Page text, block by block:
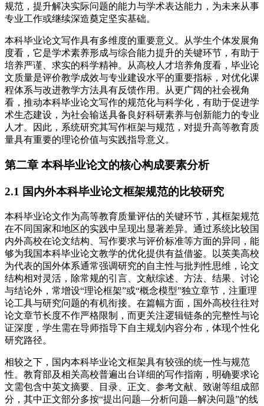
规范，提升解决实际问题的能力与学术表达能力，为未来从事
专业工作或继续深造奠定坚实基础。
本科毕业论文写作具有多维度的重要意义。从学生个体发展角
度看，它是学术素养形成与综合能力提升的关键环节，有助于
培养严谨、求实的科学精神。从高校人才培养角度看，毕业论
文质量是评价教学成效与专业建设水平的重要指标，对优化课
程体系与改进教学方法具有反馈作用。从更广阔的社会视角
看，推动本科毕业论文写作的规范化与科学化，有助于促进学
术生态建设，为社会输送具备良好科研素养与创新能力的专业
人才。因此，系统研究其写作框架与规范，对提升高等教育质
量具有重要的理论价值与实践指导意义。
第二章 本科毕业论文的核心构成要素分析
2.1 国内外本科毕业论文框架规范的比较研究
本科毕业论文作为高等教育质量评估的关键环节，其框架规范
在不同国家和地区的实践中呈现出显著差异。通过系统比较国
内外高校在论文结构、写作要求与评价标准等方面的异同，能
够为我国本科毕业论文教学的优化提供有益借鉴。以英美高校
为代表的国外体系通常强调研究的自主性与批判性思维，论文
结构相对灵活，除常规的引言、文献综述、方法、结果、讨论
与结论外，常增设“理论框架”或“概念模型”独立章节，注重理
论工具与研究问题的有机衔接。在篇幅方面，国外高校往往对
论文章节长度不作严格限制，而更关注逻辑链条的完整性与论
证深度，学生需在导师指导下自主规划内容分布，体现个性化
研究路径。
相较之下，国内本科毕业论文框架具有较强的统一性与规范
性。教育部及相关高校普遍出台详细的写作指南，明确要求论
文需包含中英文摘要、目录、正文、参考文献、致谢等组成部
分，其中正文部分多按“提出问题—分析问题—解决问题”的线